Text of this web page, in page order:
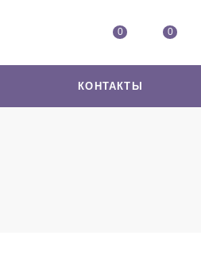
0 0
КОНТАКТЫ